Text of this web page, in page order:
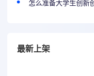
怎么准备大学生创新
最新上架